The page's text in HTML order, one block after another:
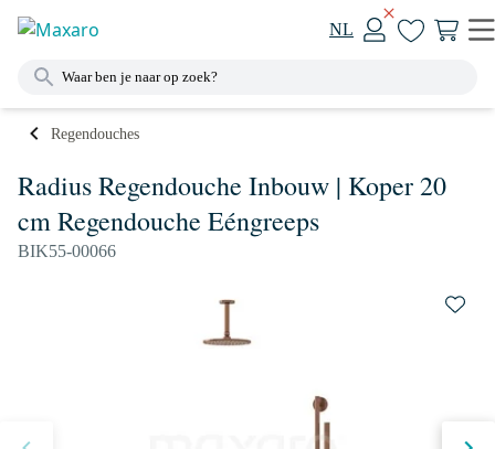
NL
Regendouches
Radius Regendouche Inbouw | Koper 20
cm Regendouche Eéngreeps
BIK55-00066